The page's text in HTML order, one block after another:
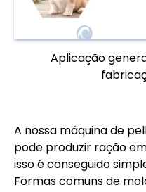
Aplicação
A nossa máquina de
pode produzir ração
isso é conseguido
Formas comuns de